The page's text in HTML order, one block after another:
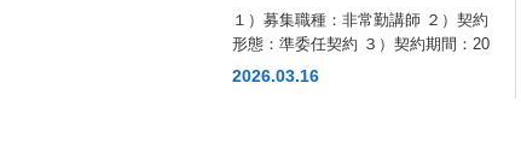
修）（2026年４月３日（金）締
切）
１）募集職種：非常勤講師 ２）契約
形態：準委任契約 ３）契約期間：20
2026.03.16